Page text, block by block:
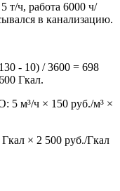
т/ч, работа 6000 ч/
в канализацию.
- 10) / 3600 = 698
Гкал.
5 м³/ч × 150 руб./м³ ×
× 2 500 руб./Гкал